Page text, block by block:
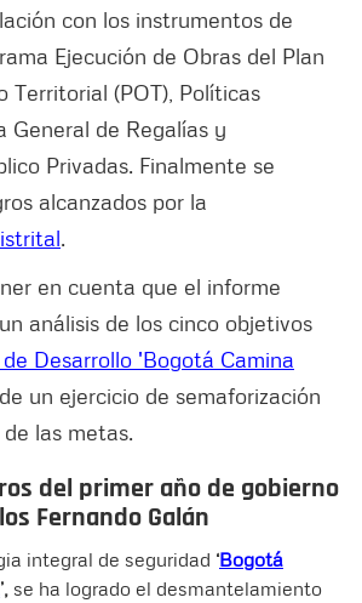
con los instrumentos de
Ejecución de Obras del Plan
Territorial (POT), Políticas
General de Regalías y
Privadas. Finalmente se
alcanzados por la
.
en cuenta que el informe
análisis de los cinco objetivos
Desarrollo 'Bogotá Camina
un ejercicio de semaforización
las metas.
del primer año de gobierno
Fernando Galán
integral de seguridad ‘Bogotá
’, se ha logrado el desmantelamiento